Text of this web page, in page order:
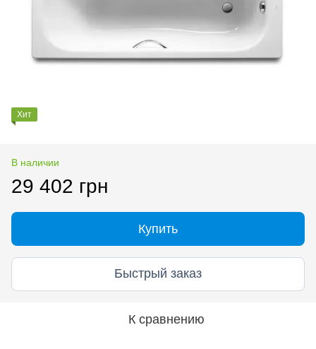
Хит
В наличии
29 402 грн
Купить
Быстрый заказ
К сравнению